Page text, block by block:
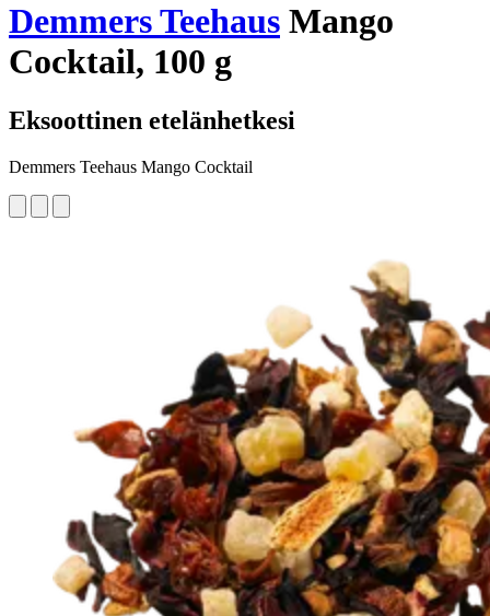
Demmers Teehaus Mango
Cocktail, 100 g
Eksoottinen etelänhetkesi
Demmers Teehaus Mango Cocktail